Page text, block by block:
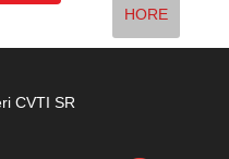
HORE
CVTI SR